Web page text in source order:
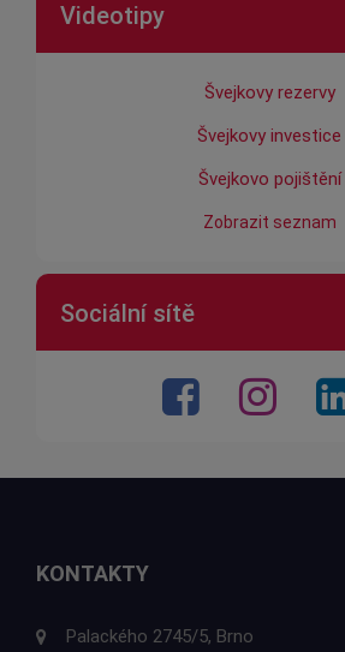
Videotipy
Švejkovy rezervy
Švejkovy investice
Švejkovo pojištění
Zobrazit seznam
Sociální sítě
KONTAKTY
Palackého 2745/5, Brno